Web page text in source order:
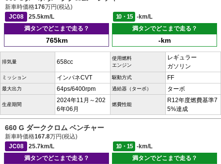
新車時価格176万円(税込)
JC08
25.5km/L 10・15
-km/L
満タンでどこまで走る？
765km
満タンでどこまで走る？
-km
排気量 658cc
使用燃料
エンジン
レギュラー
ガソリン
ミッション インパネCVT 駆動方式 FF
最大出力 64ps/6400rpm 過給器（ターボ） ターボ
生産期間
2024年11月～202
6年06月
燃費性能
R12年度燃費基準7
5%達成
660 G ダーククロム ベンチャー
新車時価格167.8万円(税込)
JC08
25.7km/L 10・15
-km/L
満タンでどこまで走る？
満タンでどこまで走る？